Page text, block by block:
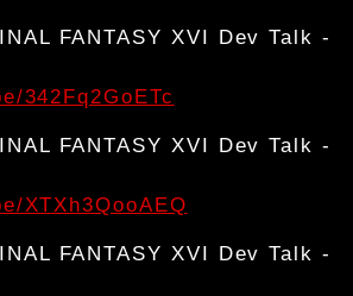
FANTASY XVI Dev Talk -
342Fq2GoETc
FANTASY XVI Dev Talk -
XTXh3QooAEQ
FANTASY XVI Dev Talk -